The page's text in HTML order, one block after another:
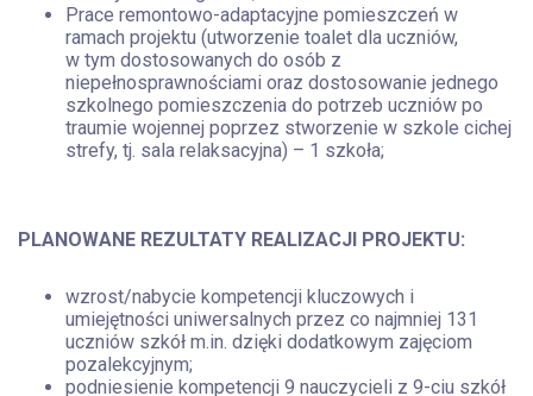
Prace remontowo-adaptacyjne pomieszczeń w
ramach projektu (utworzenie toalet dla uczniów,
w tym dostosowanych do osób z
niepełnosprawnościami oraz dostosowanie jednego
szkolnego pomieszczenia do potrzeb uczniów po
traumie wojennej poprzez stworzenie w szkole cichej
strefy, tj. sala relaksacyjna) – 1 szkoła;
PLANOWANE REZULTATY REALIZACJI PROJEKTU:
wzrost/nabycie kompetencji kluczowych i
umiejętności uniwersalnych przez co najmniej 131
uczniów szkół m.in. dzięki dodatkowym zajęciom
pozalekcyjnym;
podniesienie kompetencji 9 nauczycieli z 9-ciu szkół